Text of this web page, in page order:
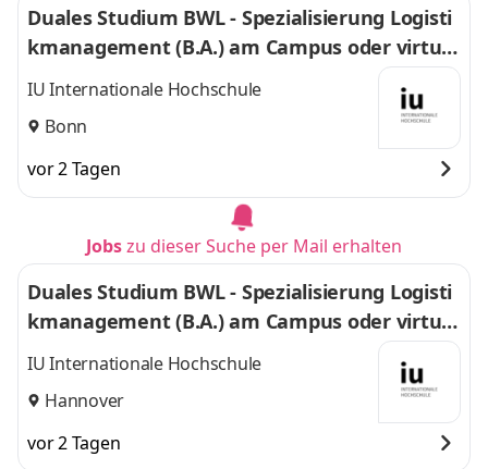
Duales Studium BWL - Spezialisierung Logisti
kmanagement (B.A.) am Campus oder virtuel
l
IU Internationale Hochschule
Bonn
vor 2 Tagen
Jobszu dieser Suche per Mail erhalten
Duales Studium BWL - Spezialisierung Logisti
kmanagement (B.A.) am Campus oder virtuel
l
IU Internationale Hochschule
Hannover
vor 2 Tagen